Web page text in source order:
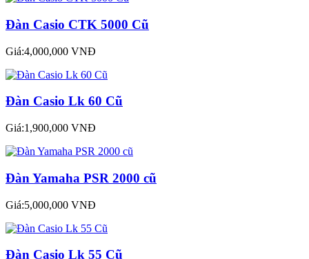
Đàn Casio CTK 5000 Cũ
Giá:4,000,000 VNĐ
Đàn Casio Lk 60 Cũ
Giá:1,900,000 VNĐ
Đàn Yamaha PSR 2000 cũ
Giá:5,000,000 VNĐ
Đàn Casio Lk 55 Cũ